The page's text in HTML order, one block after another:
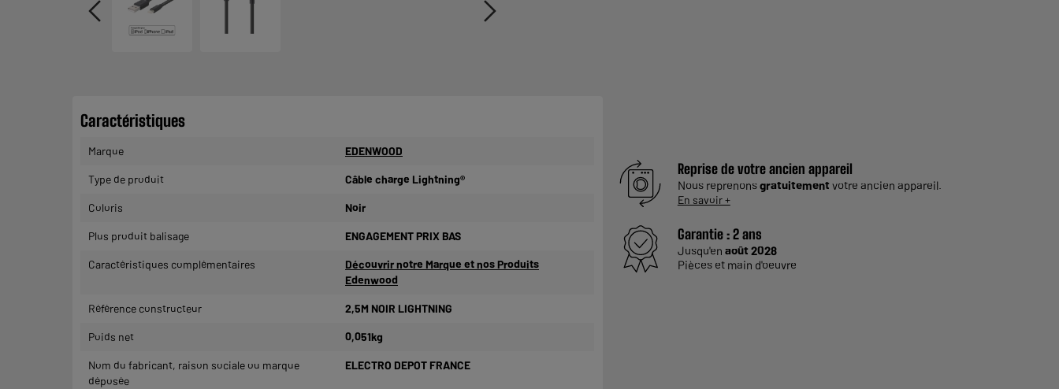
Reprise de votre ancien appareil
Nous reprenonsgratuitement votre ancien appareil.
En savoir +
Garantie :2 ans
Jusqu'en août 2028
Pièces et main d'oeuvre
Caractéristiques
Marque EDENWOOD
Type de produit Câble charge Lightning®
Coloris Noir
Plus produit balisage ENGAGEMENT PRIX BAS
Caractéristiques complémentaires
Découvrir notre Marque et nos Produits
Edenwood
Référence constructeur 2,5M NOIR LIGHTNING
Poids net 0,051kg
Nom du fabricant, raison sociale ou marque
déposée
ELECTRO DEPOT FRANCE